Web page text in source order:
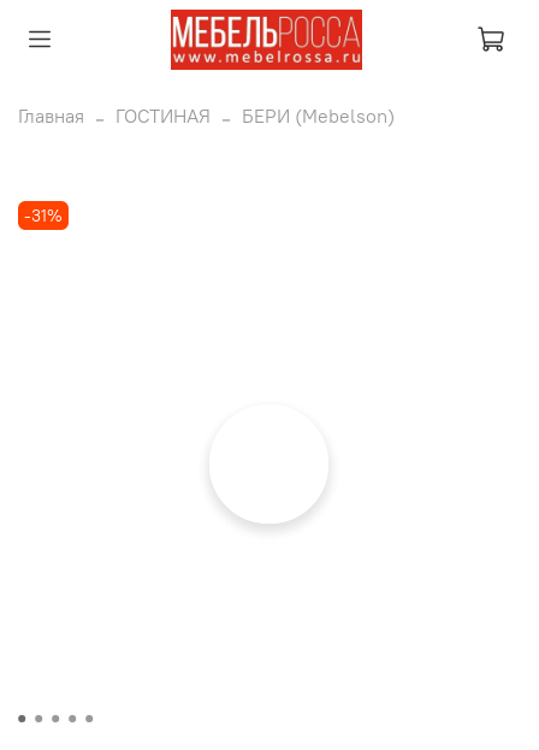
Главная ГОСТИНАЯ БЕРИ (Mebelson)
-31%